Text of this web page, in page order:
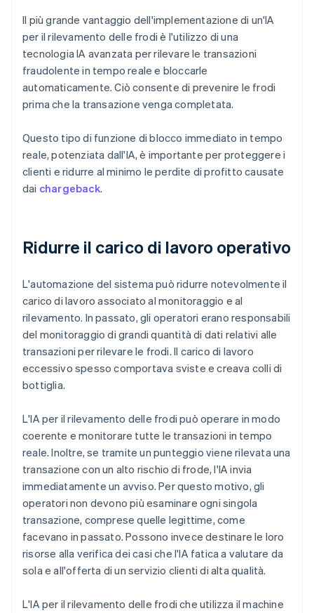
Il più grande vantaggio dell'implementazione di un'IA
per il rilevamento delle frodi è l'utilizzo di una
tecnologia IA avanzata per rilevare le transazioni
fraudolente in tempo reale e bloccarle
automaticamente. Ciò consente di prevenire le frodi
prima che la transazione venga completata.
Questo tipo di funzione di blocco immediato in tempo
reale, potenziata dall'IA, è importante per proteggere i
clienti e ridurre al minimo le perdite di profitto causate
dai chargeback.
Ridurre il carico di lavoro operativo
L'automazione del sistema può ridurre notevolmente il
carico di lavoro associato al monitoraggio e al
rilevamento. In passato, gli operatori erano responsabili
del monitoraggio di grandi quantità di dati relativi alle
transazioni per rilevare le frodi. Il carico di lavoro
eccessivo spesso comportava sviste e creava colli di
bottiglia.
L'IA per il rilevamento delle frodi può operare in modo
coerente e monitorare tutte le transazioni in tempo
reale. Inoltre, se tramite un punteggio viene rilevata una
transazione con un alto rischio di frode, l'IA invia
immediatamente un avviso. Per questo motivo, gli
operatori non devono più esaminare ogni singola
transazione, comprese quelle legittime, come
facevano in passato. Possono invece destinare le loro
risorse alla verifica dei casi che l'IA fatica a valutare da
sola e all'offerta di un servizio clienti di alta qualità.
L'IA per il rilevamento delle frodi che utilizza il machine